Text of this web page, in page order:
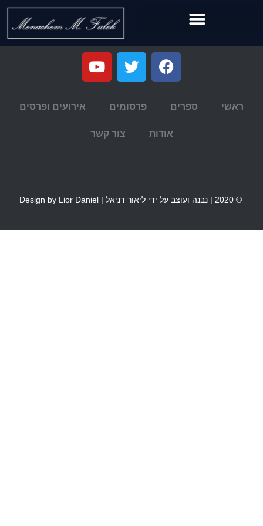
ראשי ספרים פרסומים אירועים ופרסים
אודות צור קשר
© 2020 | נבנה ועוצב על ידי ליאור דניאל | Design by Lior Daniel